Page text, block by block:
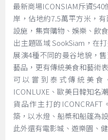
最新商場ICONSIAM斥資
岸，佔地約7.5萬平方米，
設施，集齊購物、娛樂、飲
出主題區域 SookSiam，在
展演4種不同的曼谷地貌，
藝品，更有傳統美食和藝術
可以嘗到泰式傳統美
ICONLUXE、歐美日韓知名
貨品作主打的
築，以水燈、船槳和船篷為
此外還有電影城、遊樂園、